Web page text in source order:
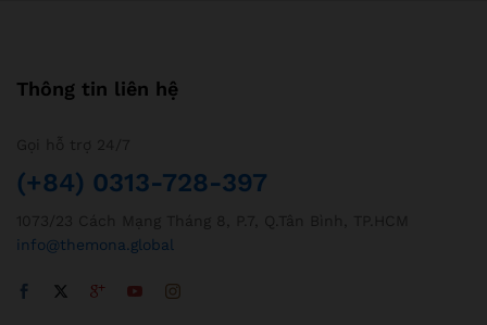
Thông tin liên hệ
(+84) 0313-728-397
info@themona.global